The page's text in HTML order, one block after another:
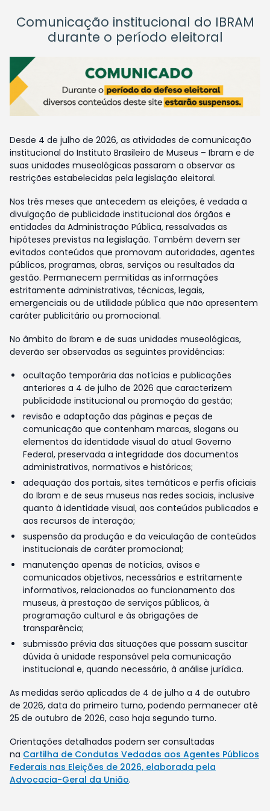
Comunicação institucional do IBRAM
durante o período eleitoral
Desde 4 de julho de 2026, as atividades de comunicação
institucional do Instituto Brasileiro de Museus – Ibram e de
suas unidades museológicas passaram a observar as
restrições estabelecidas pela legislação eleitoral.
Nos três meses que antecedem as eleições, é vedada a
divulgação de publicidade institucional dos órgãos e
entidades da Administração Pública, ressalvadas as
hipóteses previstas na legislação. Também devem ser
evitados conteúdos que promovam autoridades, agentes
públicos, programas, obras, serviços ou resultados da
gestão. Permanecem permitidas as informações
estritamente administrativas, técnicas, legais,
emergenciais ou de utilidade pública que não apresentem
caráter publicitário ou promocional.
No âmbito do Ibram e de suas unidades museológicas,
deverão ser observadas as seguintes providências:
ocultação temporária das notícias e publicações
anteriores a 4 de julho de 2026 que caracterizem
publicidade institucional ou promoção da gestão;
revisão e adaptação das páginas e peças de
comunicação que contenham marcas, slogans ou
elementos da identidade visual do atual Governo
Federal, preservada a integridade dos documentos
administrativos, normativos e históricos;
adequação dos portais, sites temáticos e perfis oficiais
do Ibram e de seus museus nas redes sociais, inclusive
quanto à identidade visual, aos conteúdos publicados e
aos recursos de interação;
suspensão da produção e da veiculação de conteúdos
institucionais de caráter promocional;
manutenção apenas de notícias, avisos e
comunicados objetivos, necessários e estritamente
informativos, relacionados ao funcionamento dos
museus, à prestação de serviços públicos, à
programação cultural e às obrigações de
transparência;
submissão prévia das situações que possam suscitar
dúvida à unidade responsável pela comunicação
institucional e, quando necessário, à análise jurídica.
As medidas serão aplicadas de 4 de julho a 4 de outubro
de 2026, data do primeiro turno, podendo permanecer até
25 de outubro de 2026, caso haja segundo turno.
Orientações detalhadas podem ser consultadas
na Cartilha de Condutas Vedadas aos Agentes Públicos
Federais nas Eleições de 2026, elaborada pela
Advocacia-Geral da União.